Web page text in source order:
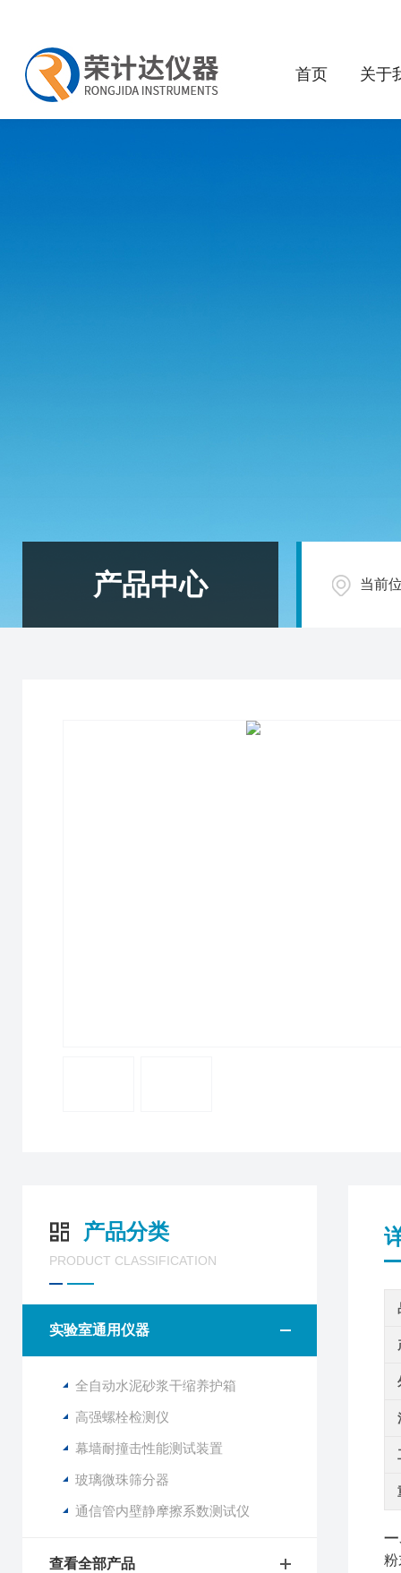
首页 关于
产品中心 当前
产品分类
PRODUCT CLASSIFICATION
实验室通用仪器
全自动水泥砂浆干缩养护箱
高强螺栓检测仪
幕墙耐撞击性能测试装置
玻璃微珠筛分器
通信管内壁静摩擦系数测试仪
查看全部产品
一
粉